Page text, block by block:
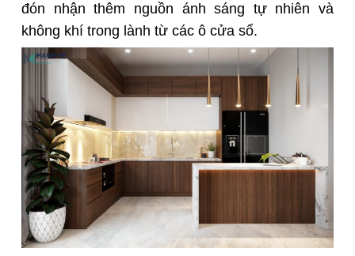
đón nhận thêm nguồn ánh sáng tự nhiên và
không khí trong lành từ các ô cửa sổ.